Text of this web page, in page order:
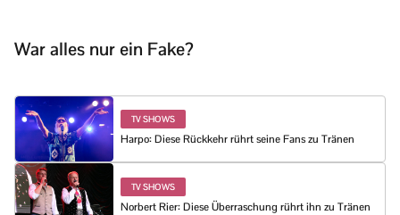
War alles nur ein Fake?
TV SHOWS
Harpo: Diese Rückkehr rührt seine Fans zu Tränen
TV SHOWS
Norbert Rier: Diese Überraschung rührt ihn zu Tränen